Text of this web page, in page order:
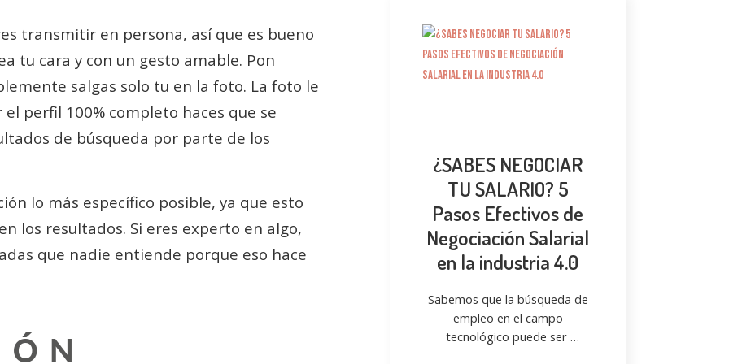
transmitir en persona, así que es bueno
tu cara y con un gesto amable. Pon
salgas solo tu en la foto. La foto le
perfil 100% completo haces que se
de búsqueda por parte de los
lo más específico posible, ya que esto
los resultados. Si eres experto en algo,
que nadie entiende porque eso hace
¿SABES NEGOCIAR
TU SALARIO? 5
Pasos Efectivos de
Negociación Salarial
en la industria 4.0
Sabemos que la búsqueda de
empleo en el campo
tecnológico puede ser